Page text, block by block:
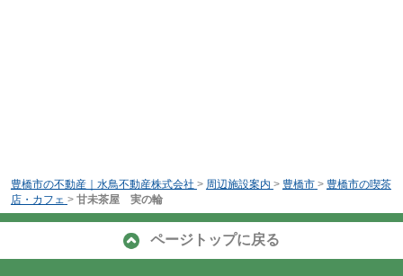
豊橋市の不動産｜水鳥不動産株式会社 > 周辺施設案内 > 豊橋市 > 豊橋市の喫茶
店・カフェ > 甘未茶屋 実の輪
ページトップに戻る